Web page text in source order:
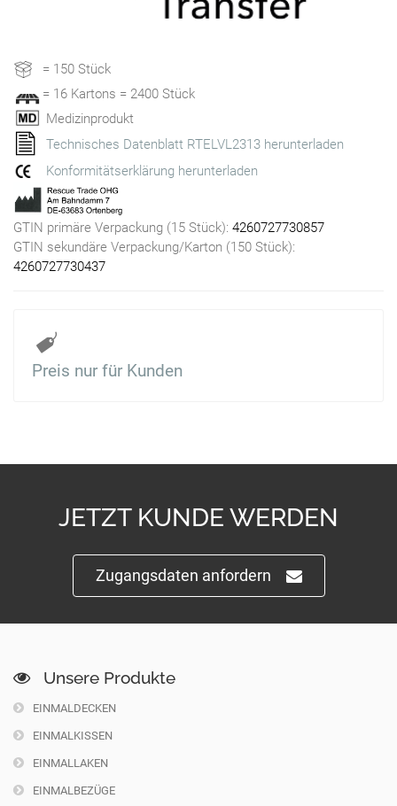
= 150 Stück
= 16 Kartons = 2400 Stück
Medizinprodukt
Technisches Datenblatt RTELVL2313 herunterladen
Konformitätserklärung herunterladen
GTIN primäre Verpackung (15 Stück): 4260727730857
GTIN sekundäre Verpackung/Karton (150 Stück):
4260727730437
Preis nur für Kunden
JETZT KUNDE WERDEN
Zugangsdaten anfordern
Unsere Produkte
EINMALDECKEN
EINMALKISSEN
EINMALLAKEN
EINMALBEZÜGE